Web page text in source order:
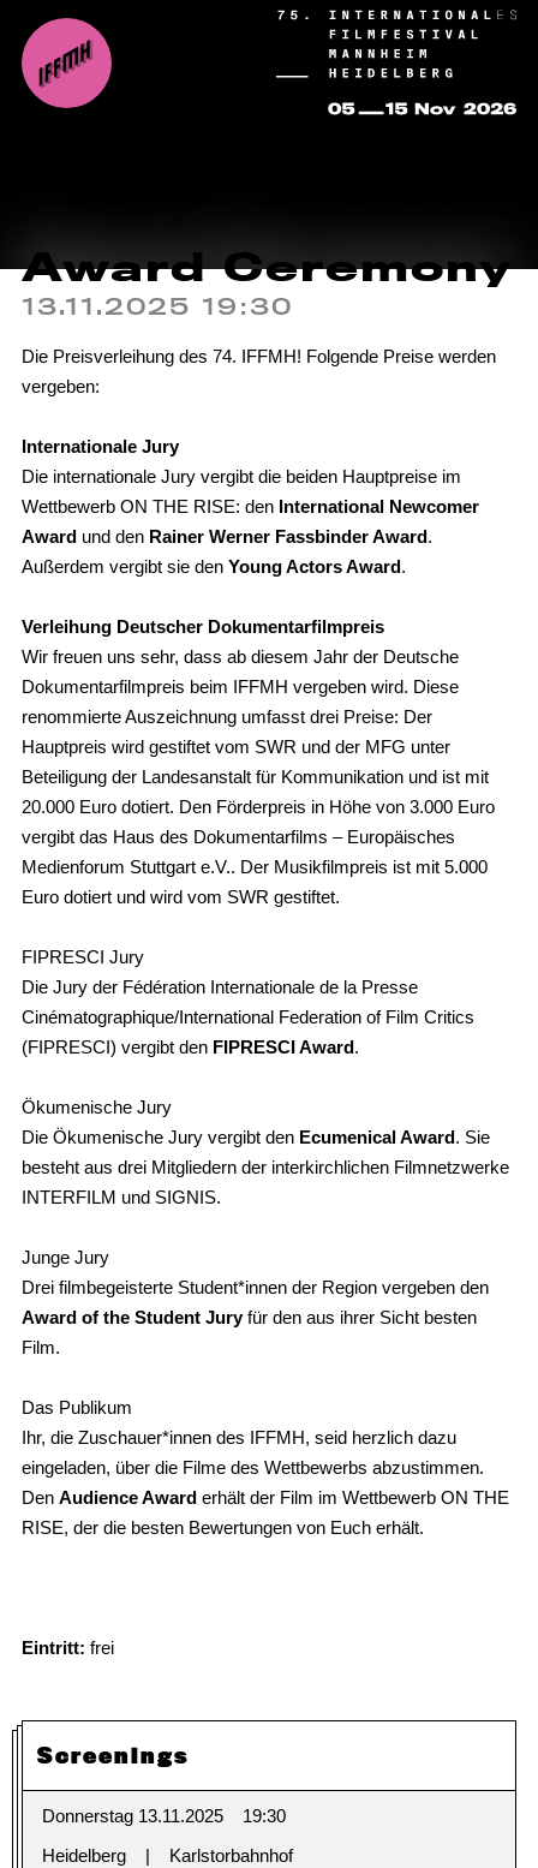
Award Ceremony
13.11.2025 19:30
Die Preisverleihung des 74. IFFMH! Folgende Preise werden
vergeben:
Internationale Jury
Die internationale Jury vergibt die beiden Hauptpreise im
Wettbewerb ON THE RISE: den International Newcomer
Awardund den Rainer Werner Fassbinder Award.
Außerdem vergibt sie den Young Actors Award.
Verleihung Deutscher Dokumentarfilmpreis
Wir freuen uns sehr, dass ab diesem Jahr der Deutsche
Dokumentarfilmpreis beim IFFMH vergeben wird. Diese
renommierte Auszeichnung umfasst drei Preise: Der
Hauptpreis wird gestiftet vom SWR und der MFG unter
Beteiligung der Landesanstalt für Kommunikation und ist mit
20.000 Euro dotiert. Den Förderpreis in Höhe von 3.000 Euro
vergibt das Haus des Dokumentarfilms – Europäisches
Medienforum Stuttgart e.V.. Der Musikfilmpreis ist mit 5.000
Euro dotiert und wird vom SWR gestiftet.
FIPRESCI Jury
Die Jury der Fédération Internationale de la Presse
Cinématographique/International Federation of Film Critics
(FIPRESCI) vergibt den FIPRESCI Award.
Ökumenische Jury
Die Ökumenische Jury vergibt den Ecumenical Award. Sie
besteht aus drei Mitgliedern der interkirchlichen Filmnetzwerke
INTERFILM und SIGNIS.
Junge Jury
Drei filmbegeisterte Student*innen der Region vergeben den
Award of the Student Juryfür den aus ihrer Sicht besten
Film.
Das Publikum
Ihr, die Zuschauer*innen des IFFMH, seid herzlich dazu
eingeladen, über die Filme des Wettbewerbs abzustimmen.
Den Audience Awarderhält der Film im Wettbewerb ON THE
RISE, der die besten Bewertungen von Euch erhält.
Eintritt: frei
Screenings
Donnerstag 13.11.2025
19:30
Heidelberg
Karlstorbahnhof